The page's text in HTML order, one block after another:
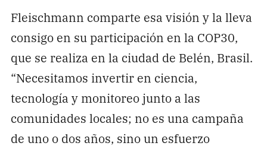
Fleischmann comparte esa visión y la lleva
consigo en su participación en la COP30,
que se realiza en la ciudad de Belén, Brasil.
“Necesitamos invertir en ciencia,
tecnología y monitoreo junto a las
comunidades locales; no es una campaña
de uno o dos años, sino un esfuerzo